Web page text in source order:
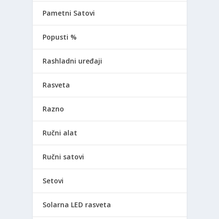
Pametni Satovi
Popusti %
Rashladni uređaji
Rasveta
Razno
Ručni alat
Ručni satovi
Setovi
Solarna LED rasveta